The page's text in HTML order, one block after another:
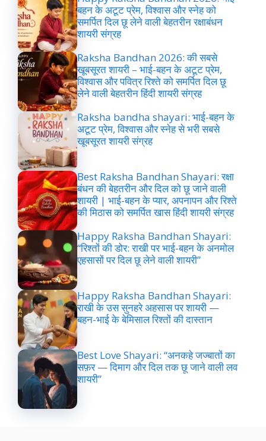
बहन के अटूट प्रेम, विश्वास और स्नेह को
समर्पित दिल छू लेने वाली बेहतरीन रक्षाबंधन
शायरी संग्रह
Raksha Bandhan 2026: की सबसे
खूबसूरत शायरी – भाई-बहन के अटूट प्रेम,
विश्वास और पवित्र रिश्ते को समर्पित दिल छू
लेने वाली बेहतरीन हिंदी शायरी संग्रह
Raksha bandha shayari: भाई-बहन के
अटूट प्रेम, विश्वास और स्नेह से भरी सबसे
खूबसूरत शायरी संग्रह
Best Raksha Bandhan Shayari: रक्षा
बंधन की बेहतरीन और दिल को छू जाने वाली
शायरी | भाई-बहन के प्यार, अपनापन और रिश्ते
की मिठास को समर्पित खास हिंदी शायरी संग्रह
Happy Raksha Bandhan Shayari:
“रिश्तों की डोर: राखी पर भाई-बहन के अनमोल
एहसासों पर दिल छू लेने वाली शायरी”
Happy Raksha Bandhan Shayari:
राखी के उस सुनहरे अहसास पर शायरी —
बहन-भाई के बेमिसाल रिश्तों की दास्तान
Best Love Shayari: “अनकहे जज्बातों का
सफ़र — दिमाग और दिल तक छू जाने वाली लव
शायरी”